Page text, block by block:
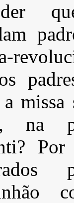
missa
na